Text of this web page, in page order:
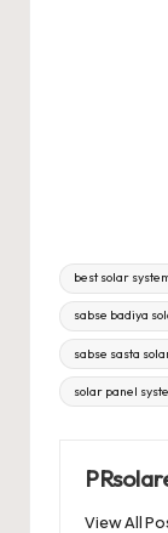
Tags:
best solar
sabse badiya
sabse sasta
solar panel
View All